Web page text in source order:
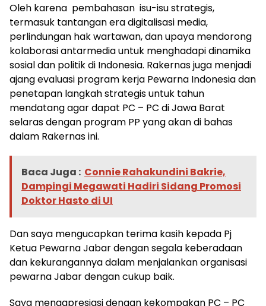
Oleh karena pembahasan isu-isu strategis,
termasuk tantangan era digitalisasi media,
perlindungan hak wartawan, dan upaya mendorong
kolaborasi antarmedia untuk menghadapi dinamika
sosial dan politik di Indonesia. Rakernas juga menjadi
ajang evaluasi program kerja Pewarna Indonesia dan
penetapan langkah strategis untuk tahun
mendatang agar dapat PC – PC di Jawa Barat
selaras dengan program PP yang akan di bahas
dalam Rakernas ini.
Baca Juga : Connie Rahakundini Bakrie,
Dampingi Megawati Hadiri Sidang Promosi
Doktor Hasto di UI
Dan saya mengucapkan terima kasih kepada Pj
Ketua Pewarna Jabar dengan segala keberadaan
dan kekurangannya dalam menjalankan organisasi
pewarna Jabar dengan cukup baik.
Saya mengapresiasi dengan kekompakan PC – PC